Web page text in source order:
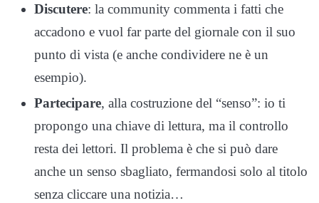
Discutere: la community commenta i fatti che
accadono e vuol far parte del giornale con il suo
punto di vista (e anche condividere ne è un
esempio).
Partecipare, alla costruzione del “senso”: io ti
propongo una chiave di lettura, ma il controllo
resta dei lettori. Il problema è che si può dare
anche un senso sbagliato, fermandosi solo al titolo
senza cliccare una notizia…